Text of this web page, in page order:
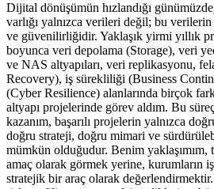
Dijital dönüşümün hızlandığı
varlığı yalnızca verileri değil; bu
ve güvenilirliğidir. Yaklaşık yirmi yıllık
boyunca veri depolama (Storage), veri
ve NAS altyapıları, veri replikasyonu,
Recovery), iş sürekliliği (Business
(Cyber Resilience) alanlarında birçok
altyapı projelerinde görev aldım. Bu
kazanım, başarılı projelerin yalnızca
doğru strateji, doğru mimari ve
mümkün olduğudur. Benim yaklaşımım,
amaç olarak görmek yerine, kurumların
stratejik bir araç olarak